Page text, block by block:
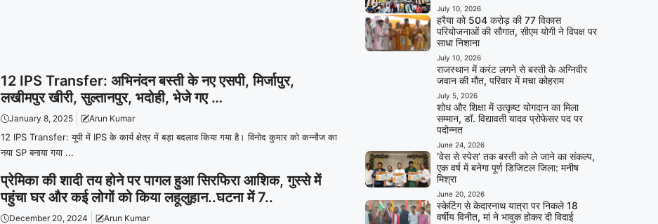
12 IPS Transfer: अभिनंदन बस्ती के नए एसपी, मिर्जापुर,
लखीमपुर खीरी, सुल्तानपुर, भदोही, भेजे गए …
January 8, 2025 Arun Kumar
12 IPS Transfer: यूपी में IPS के कार्य क्षेत्र में बड़ा बदलाव किया गया है। विनोद कुमार को कन्नौज का
नया SP बनाया गया ...
प्रेमिका की शादी तय होने पर पागल हुआ सिरफिरा आशिक, गुस्से में
पहुंचा घर और कई लोगों को किया लहूलुहान..घटना में 7..
December 20, 2024 Arun Kumar
July 10, 2026
हरैया को 504 करोड़ की 77 विकास
परियोजनाओं की सौगात, सीएम योगी ने विपक्ष पर
साधा निशाना
July 10, 2026
राजस्थान में करंट लगने से बस्ती के अग्निवीर
जवान की मौत, परिवार में मचा कोहराम
July 5, 2026
शोध और शिक्षा में उत्कृष्ट योगदान का मिला
सम्मान, डॉ. विद्यावती यादव प्रोफेसर पद पर
पदोन्नत
June 24, 2026
‘वेस से स्पेस’ तक बस्ती को ले जाने का संकल्प,
एक वर्ष में बनेगा पूर्ण डिजिटल जिला: मनीष
मिश्रा
June 20, 2026
स्केटिंग से केदारनाथ यात्रा पर निकले 18
वर्षीय विनीत, मां ने भावुक होकर दी विदाई